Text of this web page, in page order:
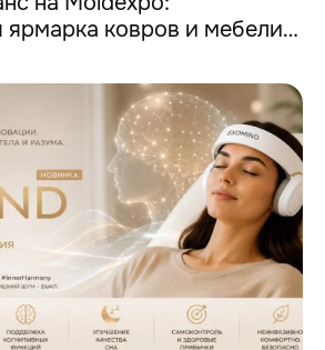
ярмарка ковров и мебели